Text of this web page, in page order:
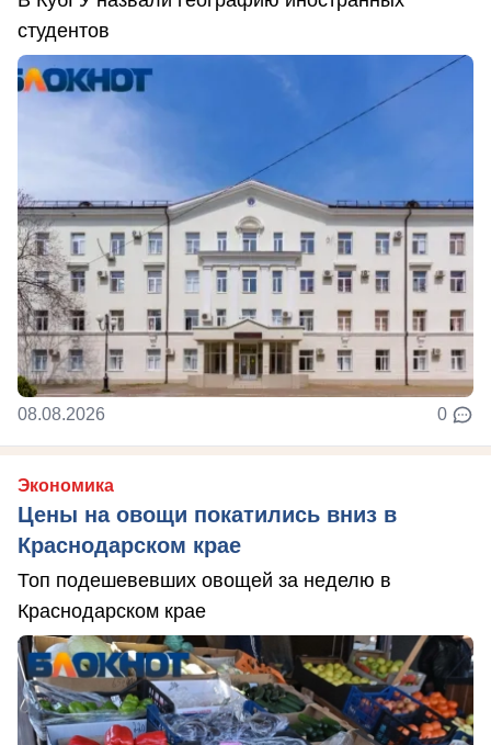
студентов
08.08.2026 0
Экономика
Цены на овощи покатились вниз в
Краснодарском крае
Топ подешевевших овощей за неделю в
Краснодарском крае